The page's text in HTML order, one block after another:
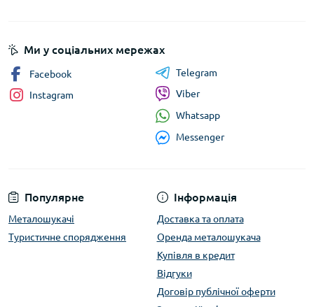
Популярне
Металошукачі
Туристичне спорядження
Інформація
Доставка та оплата
Оренда металошукача
Купівля в кредит
Відгуки
Договір публічної оферти
Ми у соціальних мережах
Facebook
Instagram
Telegram
Viber
Whatsapp
Messenger